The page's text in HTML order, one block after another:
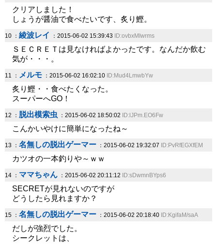
クリアしました！
しょうが醤油で食べたいです、炙り鰹。
10 ： 綾波レイ ：2015-06-02 15:39:43 ID:ovbxMIwrms
ＳＥＣＲＥＴは見なければよかったです。なんだか飲む
気が・・・。
11 ： メルモ ：2015-06-02 16:02:10 ID:Mud4LmwbYw
炙り鰹・・食べたくなった。
スーパーへGO！
12 ： 脱出模索虫 ：2015-06-02 18:50:02 ID:lJPm.EO6Fw
こんかいやけに簡単になったね～
13 ： 名無しの脱出ゲーマー ：2015-06-02 19:32:07 ID:PvRfEGXfEM
カツオの一本釣りや～ｗｗ
14 ： ママちゃん ：2015-06-02 20:11:12 ID:sDwmnBYps6
SECRETが見れないのですが
どうしたら見れますか？
15 ： 名無しの脱出ゲーマー ：2015-06-02 20:18:40 ID:KgifaM/saA
だしが強烈でした。
シークレットは、